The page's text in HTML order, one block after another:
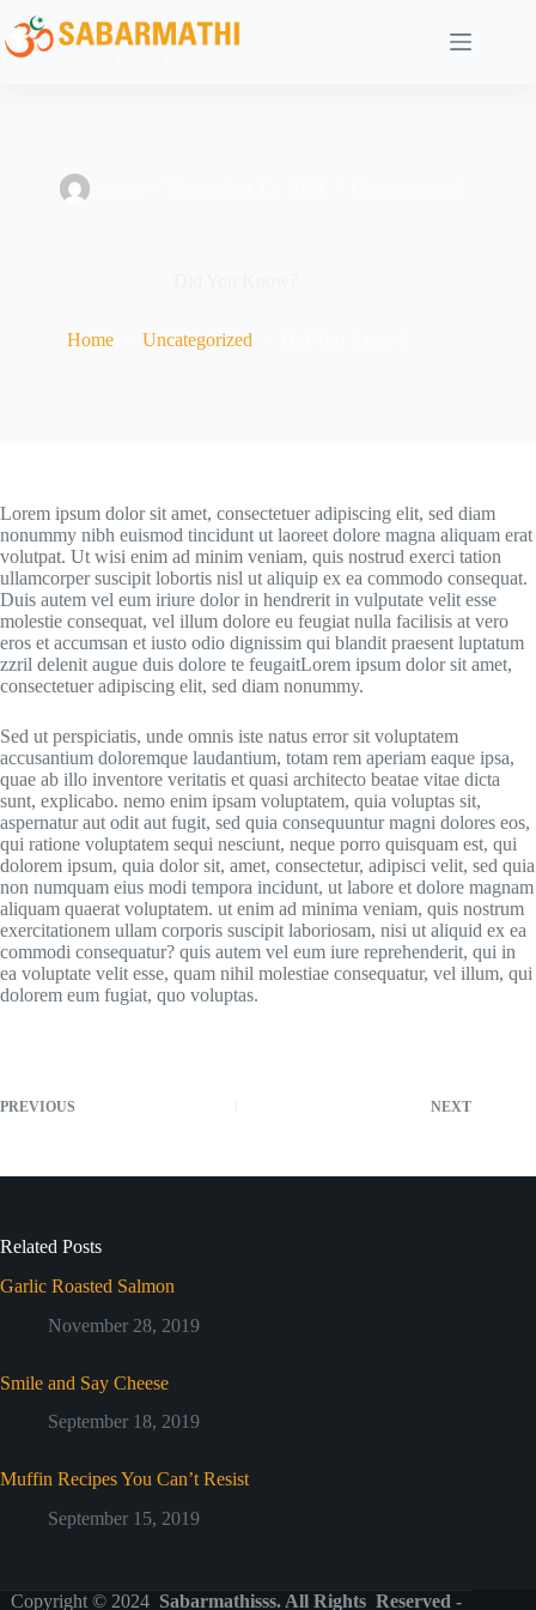
Home Uncategorized
Lorem ipsum dolor sit amet, consectetuer adipiscing elit, sed diam
nonummy nibh euismod tincidunt ut laoreet dolore magna aliquam erat
volutpat. Ut wisi enim ad minim veniam, quis nostrud exerci tation
ullamcorper suscipit lobortis nisl ut aliquip ex ea commodo consequat.
Duis autem vel eum iriure dolor in hendrerit in vulputate velit esse
molestie consequat, vel illum dolore eu feugiat nulla facilisis at vero
eros et accumsan et iusto odio dignissim qui blandit praesent luptatum
zzril delenit augue duis dolore te feugaitLorem ipsum dolor sit amet,
consectetuer adipiscing elit, sed diam nonummy.
Sed ut perspiciatis, unde omnis iste natus error sit voluptatem
accusantium doloremque laudantium, totam rem aperiam eaque ipsa,
quae ab illo inventore veritatis et quasi architecto beatae vitae dicta
sunt, explicabo. nemo enim ipsam voluptatem, quia voluptas sit,
aspernatur aut odit aut fugit, sed quia consequuntur magni dolores eos,
qui ratione voluptatem sequi nesciunt, neque porro quisquam est, qui
dolorem ipsum, quia dolor sit, amet, consectetur, adipisci velit, sed quia
non numquam eius modi tempora incidunt, ut labore et dolore magnam
aliquam quaerat voluptatem. ut enim ad minima veniam, quis nostrum
exercitationem ullam corporis suscipit laboriosam, nisi ut aliquid ex ea
commodi consequatur? quis autem vel eum iure reprehenderit, qui in
ea voluptate velit esse, quam nihil molestiae consequatur, vel illum, qui
dolorem eum fugiat, quo voluptas.
PREVIOUS NEXT
Related Posts
Garlic Roasted Salmon
November 28, 2019
Smile and Say Cheese
September 18, 2019
Muffin Recipes You Can’t Resist
September 15, 2019
Copyright © 2024 Sabarmathisss. All Rights Reserved -